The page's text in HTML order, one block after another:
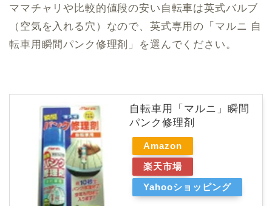
ママチャリや比較的値段の安い自転車は英式バルブ
（空気を入れる穴）なので、英式専用の「マルニ 自
転車用瞬間パンク修理剤」を選んでください。
自転車用「マルニ」瞬間
パンク修理剤
Amazon
楽天市場
Yahooショッピング